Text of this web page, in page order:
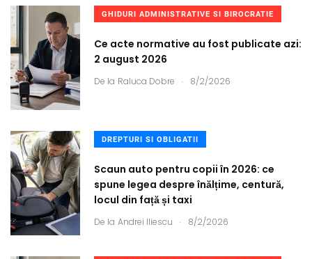
GHIDURI ADMINISTRATIVE SI BIROCRATIE
Ce acte normative au fost publicate azi:
2 august 2026
De la Raluca Dobre . 8/2/2026
DREPTURI SI OBLIGATII
Scaun auto pentru copii în 2026: ce
spune legea despre înălțime, centură,
locul din față și taxi
De la Andrei Iliescu . 8/2/2026